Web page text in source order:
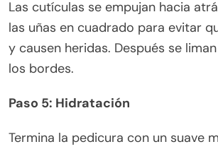
Las cutículas se empujan hacia
las uñas en cuadrado para evitar
y causen heridas. Después se
los bordes.
Paso 5: Hidratación
Termina la pedicura con un suave